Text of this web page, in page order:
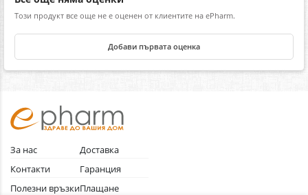
Този продукт все още не е оценен от клиентите на ePharm.
Добави първата оценка
За нас
Контакти
Полезни връзки
Доставка
Гаранция
Плащане